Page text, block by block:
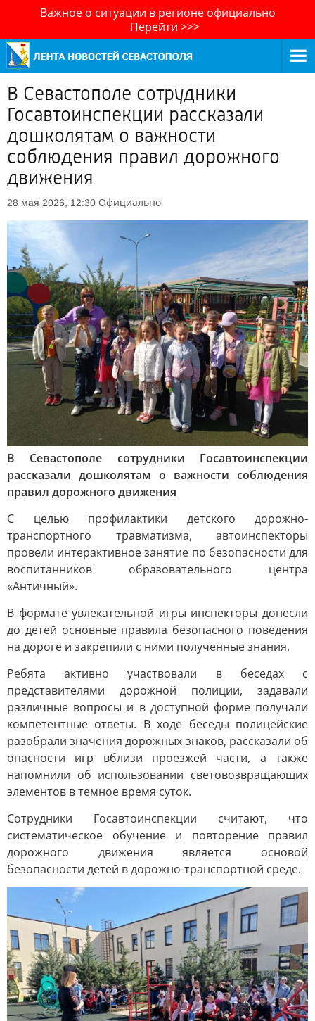
Важное о ситуации в регионе официально
Перейти >>>
В Севастополе сотрудники
Госавтоинспекции рассказали
дошколятам о важности
соблюдения правил дорожного
движения
28 мая 2026, 12:30 Официально
В Севастополе сотрудники Госавтоинспекции
рассказали дошколятам о важности соблюдения
правил дорожного движения
С целью профилактики детского дорожно-
транспортного травматизма, автоинспекторы
провели интерактивное занятие по безопасности для
воспитанников образовательного центра
«Античный».
В формате увлекательной игры инспекторы донесли
до детей основные правила безопасного поведения
на дороге и закрепили с ними полученные знания.
Ребята активно участвовали в беседах с
представителями дорожной полиции, задавали
различные вопросы и в доступной форме получали
компетентные ответы. В ходе беседы полицейские
разобрали значения дорожных знаков, рассказали об
опасности игр вблизи проезжей части, а также
напомнили об использовании световозвращающих
элементов в темное время суток.
Сотрудники Госавтоинспекции считают, что
систематическое обучение и повторение правил
дорожного движения является основой
безопасности детей в дорожно-транспортной среде.